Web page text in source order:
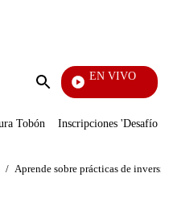
Enviar
EN VIVO
Tobón Inscripciones 'Desafío'
/ Aprende sobre prácticas de